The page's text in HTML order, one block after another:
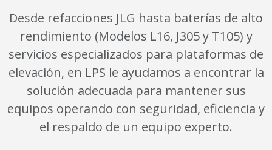
Desde refacciones JLG hasta baterías de alto
rendimiento (Modelos L16, J305 y T105) y
servicios especializados para plataformas de
elevación, en LPS le ayudamos a encontrar la
solución adecuada para mantener sus
equipos operando con seguridad, eficiencia y
el respaldo de un equipo experto.